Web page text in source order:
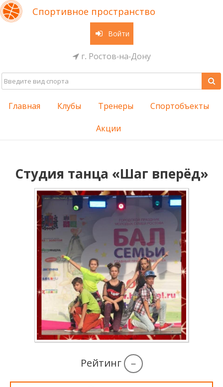
Спортивное пространство
Войти
г. Ростов-на-Дону
Главная Клубы Тренеры Спортобъекты
Акции
Студия танца «Шаг вперёд»
Рейтинг –